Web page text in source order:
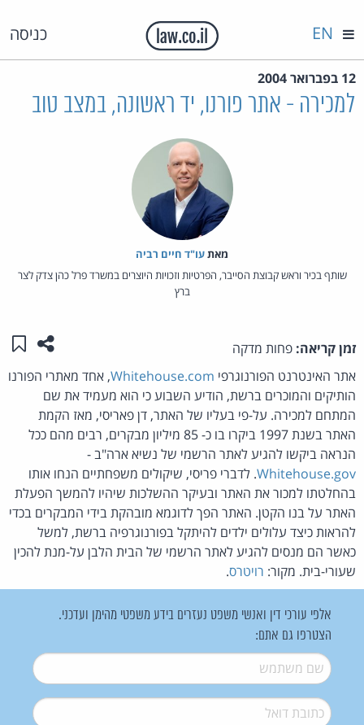
כניסה EN
12 בפברואר 2004
למכירה - אתר פורנו, יד ראשונה, במצב טוב
מאת‏עו"ד חיים רביה
שותף בכיר וראש קבוצת הסייבר, הפרטיות וזכויות היוצרים במשרד פרל כהן צדק לצר
ברץ
זמן קריאה: פחות מדקה שתפו
אתר האינטרנט הפורנוגרפי Whitehouse.com, אחד מאתרי הפורנו
הותיקים והמוכרים ברשת, הודיע השבוע כי הוא מעמיד את שם
המתחם למכירה. על-פי בעליו של האתר, דן פאריסי, מאז הקמת
האתר בשנת 1997 ביקרו בו כ- 85 מיליון מבקרים, רבים מהם ככל
הנראה ביקשו להגיע לאתר הרשמי של נשיא ארה"ב -
Whitehouse.gov. לדברי פריסי, שיקולים משפחתיים הנחו אותו
בהחלטתו למכור את האתר ובעיקר ההשלכות שיהיו להמשך הפעלת
האתר על בנו הקטן. האתר הפך לדוגמא מובהקת בידי המבקרים בכדי
להראות כיצד עלולים ילדים להיתקל בפורנוגרפיה ברשת, למשל
כאשר הם מנסים להגיע לאתר הרשמי של הבית הלבן על-מנת להכין
שעורי-בית. מקור: רויטרס.
אלפי עורכי דין ואנשי משפט נעזרים בידע משפטי מהימן ועדכני.
הצטרפו גם אתם:
שם משתמש*
דואל*